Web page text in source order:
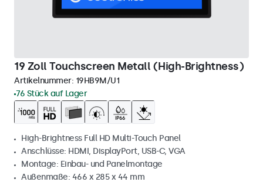
19 Zoll Touchscreen Metall (High-Brightness)
Artikelnummer: 19HB9M/U1
76 Stück auf Lager
High-Brightness Full HD Multi-Touch Panel
Anschlüsse: HDMI, DisplayPort, USB-C, VGA
Montage: Einbau- und Panelmontage
Außenmaße: 466 x 285 x 44 mm